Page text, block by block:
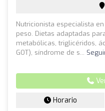
Nutricionista especialista
peso. Dietas adaptadas
metabólicas, triglicéridos,
GOT), síndrome de s...
Horario